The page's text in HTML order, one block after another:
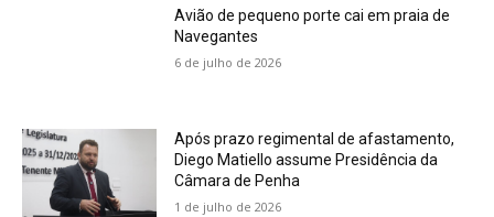
Avião de pequeno porte cai em praia de
Navegantes
6 de julho de 2026
Após prazo regimental de afastamento,
Diego Matiello assume Presidência da
Câmara de Penha
1 de julho de 2026